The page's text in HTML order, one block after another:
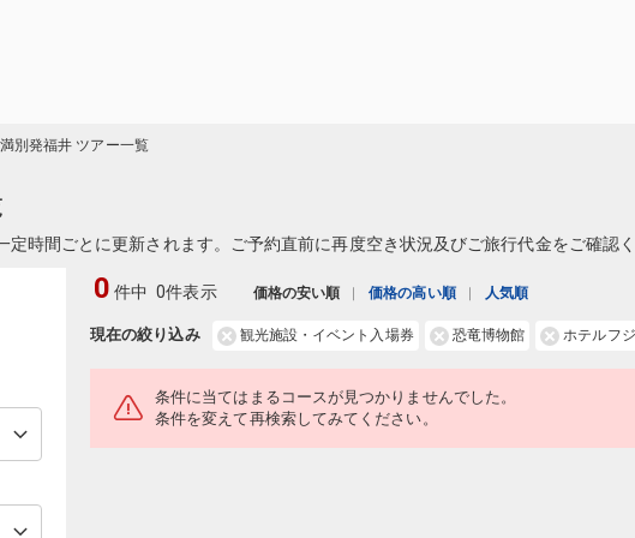
別発福井 ツアー一覧
時間ごとに更新されます。ご予約直前に再度空き状況及びご旅行代金をご確認く
現在の絞り込み 観光施設・イベント入場券 恐竜博物館 ホテルフ
0 件中 0件表示 価格の安い順 価格の高い順 人気順
条件に当てはまるコースが見つかりませんでした。
条件を変えて再検索してみてください。